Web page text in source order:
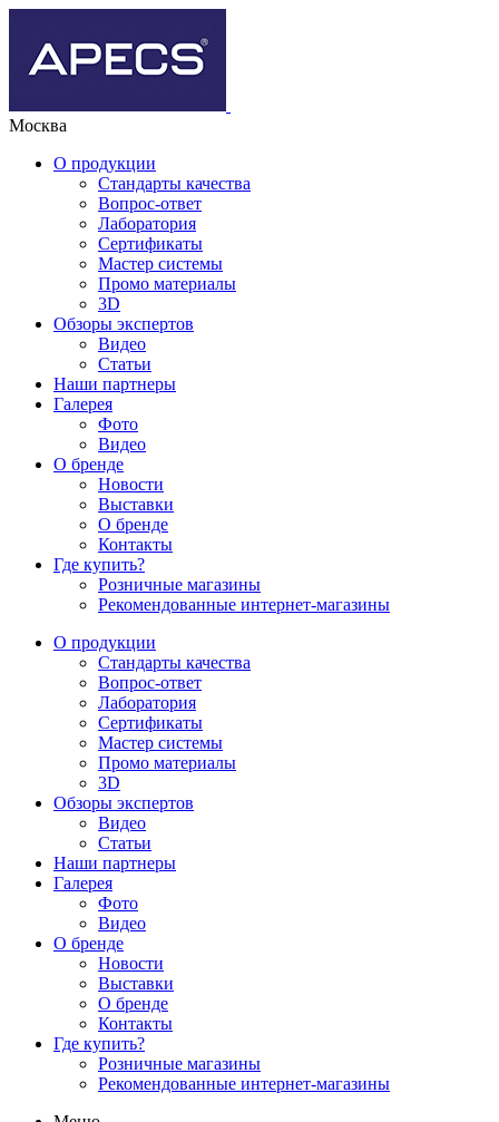
Москва
О продукции
Стандарты качества
Вопрос-ответ
Лаборатория
Сертификаты
Мастер системы
Промо материалы
3D
Обзоры экспертов
Видео
Статьи
Наши партнеры
Галерея
Фото
Видео
О бренде
Новости
Выставки
О бренде
Контакты
Где купить?
Розничные магазины
Рекомендованные интернет-магазины
О продукции
Стандарты качества
Вопрос-ответ
Лаборатория
Сертификаты
Мастер системы
Промо материалы
3D
Обзоры экспертов
Видео
Статьи
Наши партнеры
Галерея
Фото
Видео
О бренде
Новости
Выставки
О бренде
Контакты
Где купить?
Розничные магазины
Рекомендованные интернет-магазины